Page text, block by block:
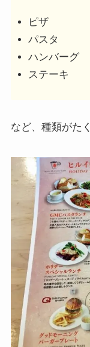
ピザ
パスタ
ハンバーグ
ステーキ
など、種類がた